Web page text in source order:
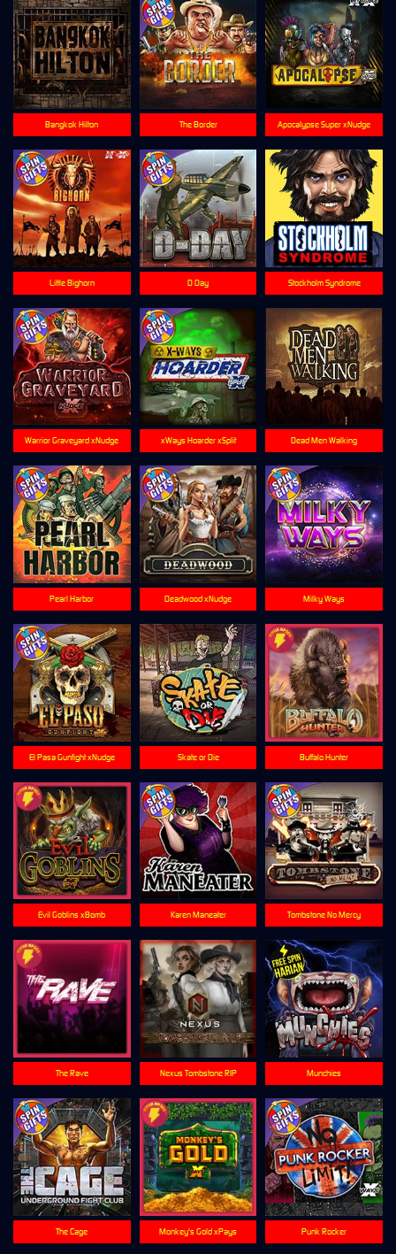
Dead Men Walking
Munchies
Skate or Die
Stockholm Syndrome
Apocalypse Super xNudge
Bangkok Hilton
Nexus Tombstone RIP
Tombstone No Mercy
The Cage
El Pasa Gunfight xNudge
Warrior Graveyard xNudge
Monkey's Gold xPays
Little Bighorn
Evil Goblins xBomb
Deadwood xNudge
Buffalo Hunter
Punk Rocker
Milky Ways
Pearl Harbor
xWays Hoarder xSplit
Karen Maneater
D Day
The Border
The Rave